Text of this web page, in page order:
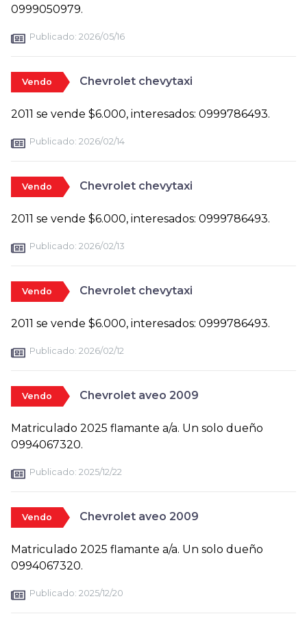
0999050979.
Publicado: 2026/05/16
Vendo Chevrolet chevytaxi
2011 se vende $6.000, interesados: 0999786493.
Publicado: 2026/02/14
Vendo Chevrolet chevytaxi
2011 se vende $6.000, interesados: 0999786493.
Publicado: 2026/02/13
Vendo Chevrolet chevytaxi
2011 se vende $6.000, interesados: 0999786493.
Publicado: 2026/02/12
Vendo Chevrolet aveo 2009
Matriculado 2025 flamante a/a. Un solo dueño
0994067320.
Publicado: 2025/12/22
Vendo Chevrolet aveo 2009
Matriculado 2025 flamante a/a. Un solo dueño
0994067320.
Publicado: 2025/12/20